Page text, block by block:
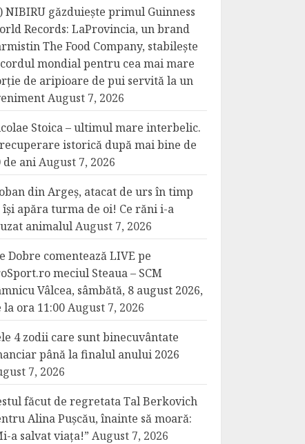
NIBIRU găzduiește primul Guinness
Records: LaProvincia, un brand
The Food Company, stabilește
mondial pentru cea mai mare
de aripioare de pui servită la un
August 7, 2026
Stoica – ultimul mare interbelic.
istorică după mai bine de
de aniAugust 7, 2026
din Argeș, atacat de urs în timp
își apăra turma de oi! Ce răni i-a
animalulAugust 7, 2026
Dobre comentează LIVE pe
meciul Steaua – SCM
Vâlcea, sâmbătă, 8 august 2026,
la ora 11:00August 7, 2026
4 zodii care sunt binecuvântate
până la finalul anului 2026
7, 2026
făcut de regretata Tal Berkovich
Alina Pușcău, înainte să moară:
a salvat viața!” August 7, 2026